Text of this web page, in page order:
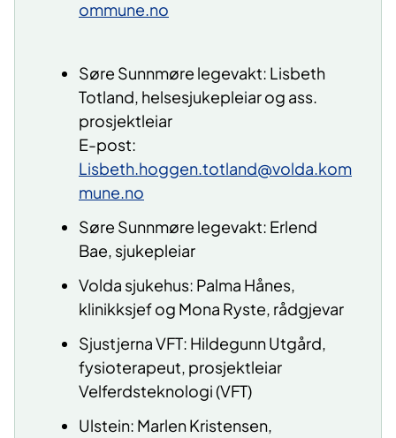
ommune.no
Søre Sunnmøre legevakt: Lisbeth
Totland, helsesjukepleiar og ass.
prosjektleiar
E-post:
Lisbeth.hoggen.totland@volda.kom
mune.no
Søre Sunnmøre legevakt: Erlend
Bae, sjukepleiar
Volda sjukehus: Palma Hånes,
klinikksjef og Mona Ryste, rådgjevar
Sjustjerna VFT: Hildegunn Utgård,
fysioterapeut, prosjektleiar
Velferdsteknologi (VFT)
Ulstein: Marlen Kristensen,